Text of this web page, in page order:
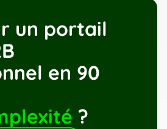
un portail
en 90
?